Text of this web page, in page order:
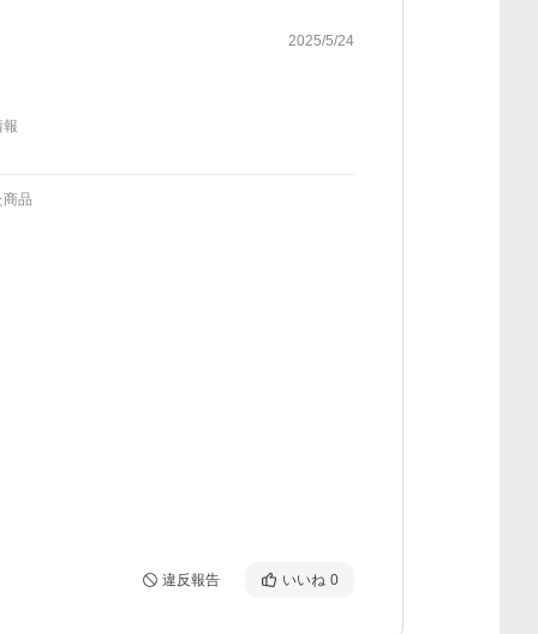
2025/5/24
報
品
違反報告 いいね 0